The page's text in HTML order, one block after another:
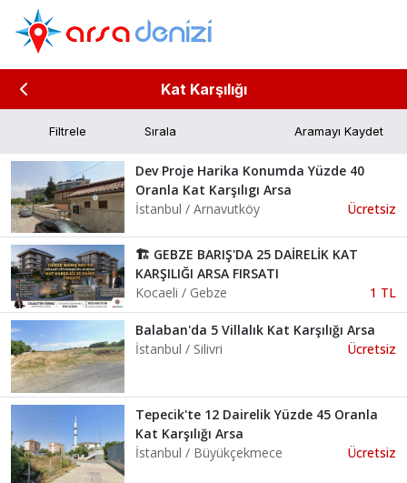
Kat Karşılığı
Filtrele Aramayı Kaydet
Dev Proje Harika Konumda Yüzde 40
Oranla Kat Karşılıgı Arsa
İstanbul / Arnavutköy
Ücretsiz
🏗️ GEBZE BARIŞ'DA 25 DAİRELİK KAT
KARŞILIĞI ARSA FIRSATI
Kocaeli / Gebze
1 TL
Balaban'da 5 Villalık Kat Karşılığı Arsa
İstanbul / Silivri
Ücretsiz
Tepecik'te 12 Dairelik Yüzde 45 Oranla
Kat Karşılığı Arsa
İstanbul / Büyükçekmece
Ücretsiz